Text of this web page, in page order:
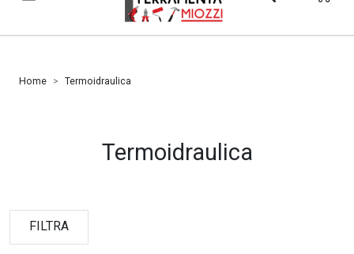
Home Termoidraulica
Termoidraulica
FILTRA